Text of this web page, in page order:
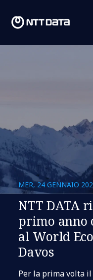
MER, 24 GENNAIO
NTT DATA
primo anno
al World
Davos
Per la prima volta